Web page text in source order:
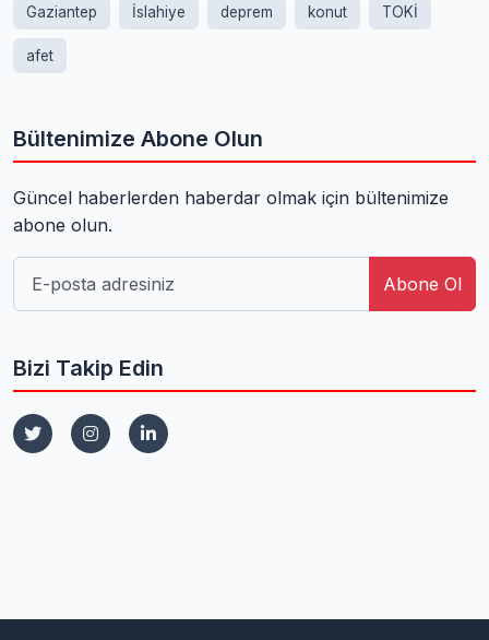
Gaziantep İslahiye deprem konut TOKİ
afet
Bültenimize Abone Olun
Güncel haberlerden haberdar olmak için bültenimize
abone olun.
Abone Ol
Bizi Takip Edin